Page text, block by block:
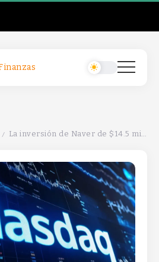
/ La inversión de Naver de $14.5 mil millones impulsa a Upbit hacia su IPO y transforma el panorama cripto en Asia.